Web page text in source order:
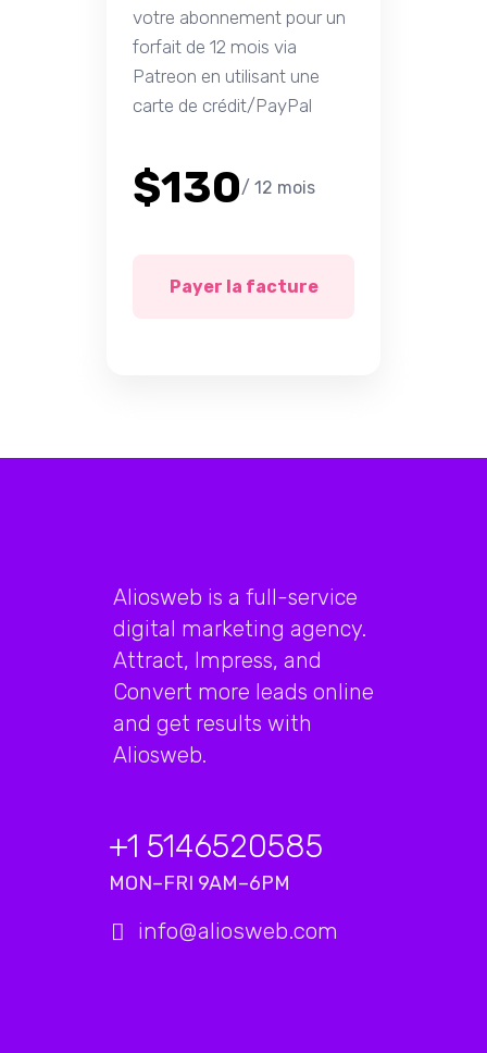
votre abonnement pour un
forfait de 12 mois via
Patreon en utilisant une
carte de crédit/PayPal
$130/ 12 mois
Payer la facture
Aliosweb is a full-service
digital marketing agency.
Attract, Impress, and
Convert more leads online
and get results with
Aliosweb.
+1 5146520585
MON–FRI 9AM–6PM
info@aliosweb.com